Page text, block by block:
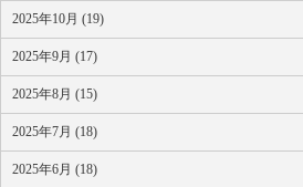
2025年10月 (19)
2025年9月 (17)
2025年8月 (15)
2025年7月 (18)
2025年6月 (18)